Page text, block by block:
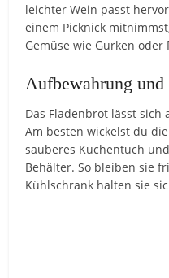
leichter Wein passt
einem Picknick
Gemüse wie Gurken oder
Aufbewahrung
Das Fladenbrot lässt
Am besten wickelst du
sauberes Küchentuch
Behälter. So bleiben sie
Kühlschrank halten sie